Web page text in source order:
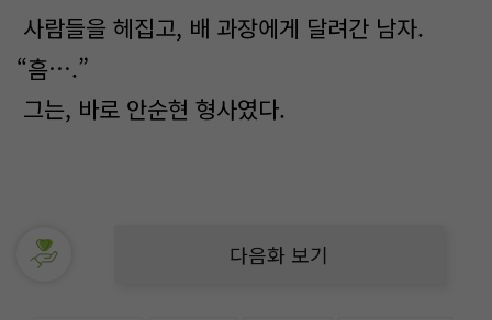
사람들을 헤집고, 배 과장에게 달려간 남자.
“흠….”
그는, 바로 안순현 형사였다.
다음화 보기